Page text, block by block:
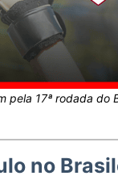
pela 17ª rodada do
no